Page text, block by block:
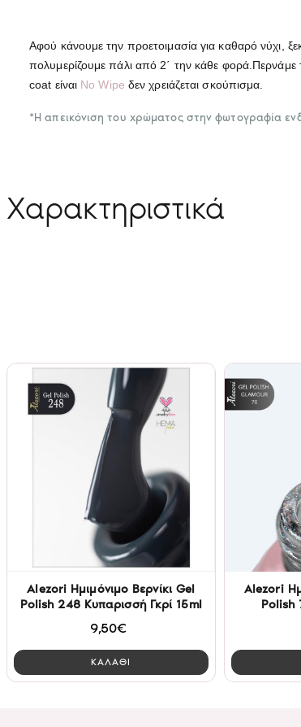
Αφού κάνουμε την προετοιμασία για καθαρό νύχι,
πολυμερίζουμε πάλι από 2΄ την κάθε φορά.Περνάμε
coat είναι No Wipe δεν χρειάζεται σκούπισμα.
*Η απεικόνιση του χρώματος στην φωτογραφία
Χαρακτηριστικά
Alezori Ημιμόνιμο Βερνίκι Gel
Polish 248 Κυπαρισσή Γκρί 15ml
9,50€
ΚΑΛΑΘΙ
Alezori
Polish